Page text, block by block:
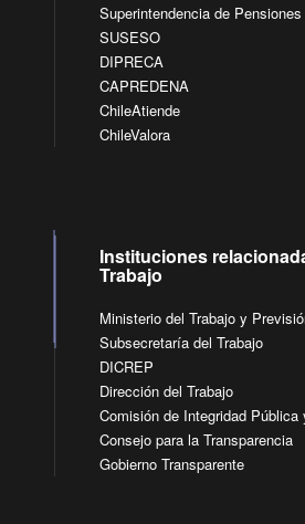
Superintendencia de Pensiones
SUSESO
DIPRECA
CAPREDENA
ChileAtiende
ChileValora
Instituciones
Trabajo
Ministerio del Trabajo y
Subsecretaría del Trabajo
DICREP
Dirección del Trabajo
Comisión de Integridad Pública
Consejo para la Transparencia
Gobierno Transparente